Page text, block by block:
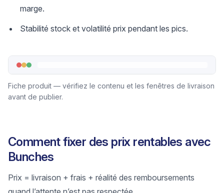
marge.
Stabilité stock et volatilité prix pendant les pics.
Fiche produit — vérifiez le contenu et les fenêtres de livraison
avant de publier.
Comment fixer des prix rentables avec
Bunches
Prix = livraison + frais + réalité des remboursements